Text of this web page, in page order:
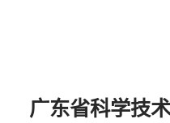
广东省科学技